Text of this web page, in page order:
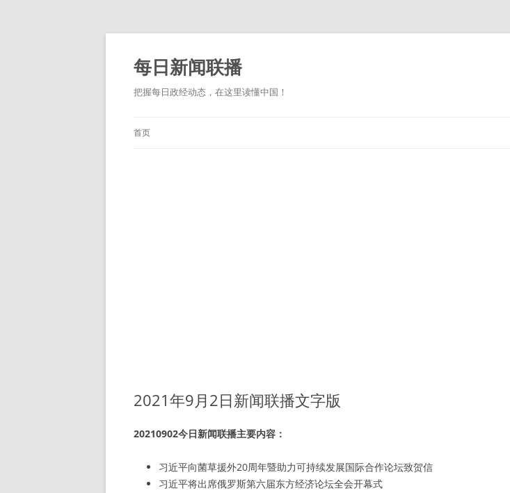
跳
正
文
每日新闻联播
把握每日政经动态，在这里读懂中国！
首页
2021年9月2日新闻联播文字版
20210902今日新闻联播主要内容：
习近平向菌草援外20周年暨助力可持续发展国际合作论坛致贺信
习近平将出席俄罗斯第六届东方经济论坛全会开幕式